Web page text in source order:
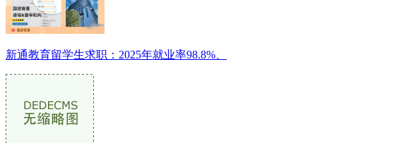
新通教育留学生求职：2025年就业率98.8%、